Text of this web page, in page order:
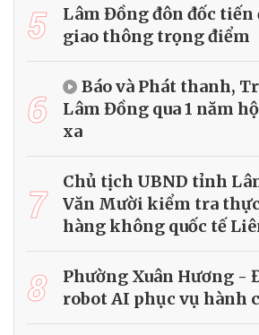
5
Lâm Đồng đôn đốc tiến
giao thông trọng điểm
6
Báo và Phát thanh,
Lâm Đồng qua 1 năm
xa
7
Chủ tịch UBND tỉnh
Văn Mười kiểm tra
hàng không quốc tế
8
Phường Xuân Hương -
robot AI phục vụ hành